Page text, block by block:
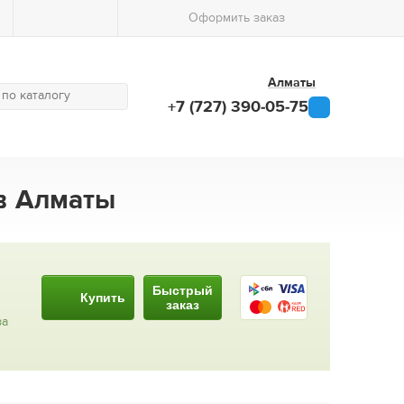
Оформить заказ
Алматы
+7 (727) 390-05-75
Алматы
Купить
Быстрый
заказ